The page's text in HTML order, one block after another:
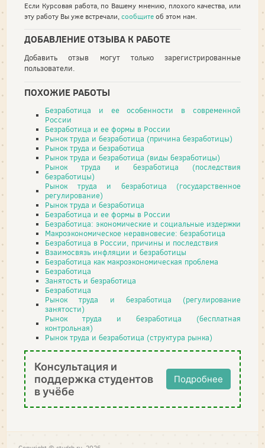
Если Курсовая работа, по Вашему мнению, плохого качества, или
эту работу Вы уже встречали,сообщитеоб этом нам.
ДОБАВЛЕНИЕ ОТЗЫВА К РАБОТЕ
Добавить отзыв могут только зарегистрированные
пользователи.
ПОХОЖИЕ РАБОТЫ
Безработица и ее особенности в современной
России
Безработица и ее формы в России
Рынок труда и безработица (причина безработицы)
Рынок труда и безработица
Рынок труда и безработица (виды безработицы)
Рынок труда и безработица (последствия
безработицы)
Рынок труда и безработица (государственное
регулирование)
Рынок труда и безработица
Безработица и ее формы в России
Безработица: экономические и социальные издержки
Макроэкономическое неравновесие: безработица
Безработица в России, причины и последствия
Взаимосвязь инфляции и безработицы
Безработица как макроэкономическая проблема
Безработица
Занятость и безработица
Безработица
Рынок труда и безработица (регулирование
занятости)
Рынок труда и безработица (бесплатная
контрольная)
Рынок труда и безработица (структура рынка)
Консультация и
поддержка студентов
в учёбе
Подробнее